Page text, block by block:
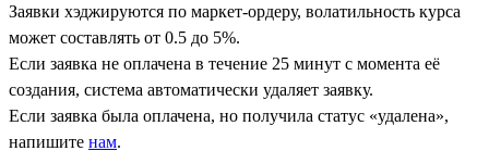
Заявки хэджируются по маркет-ордеру, волатильность курса
может составлять от 0.5 до 5%.
Если заявка не оплачена в течение 25 минут с момента её
создания, система автоматически удаляет заявку.
Если заявка была оплачена, но получила статус «удалена»,
напишите нам.